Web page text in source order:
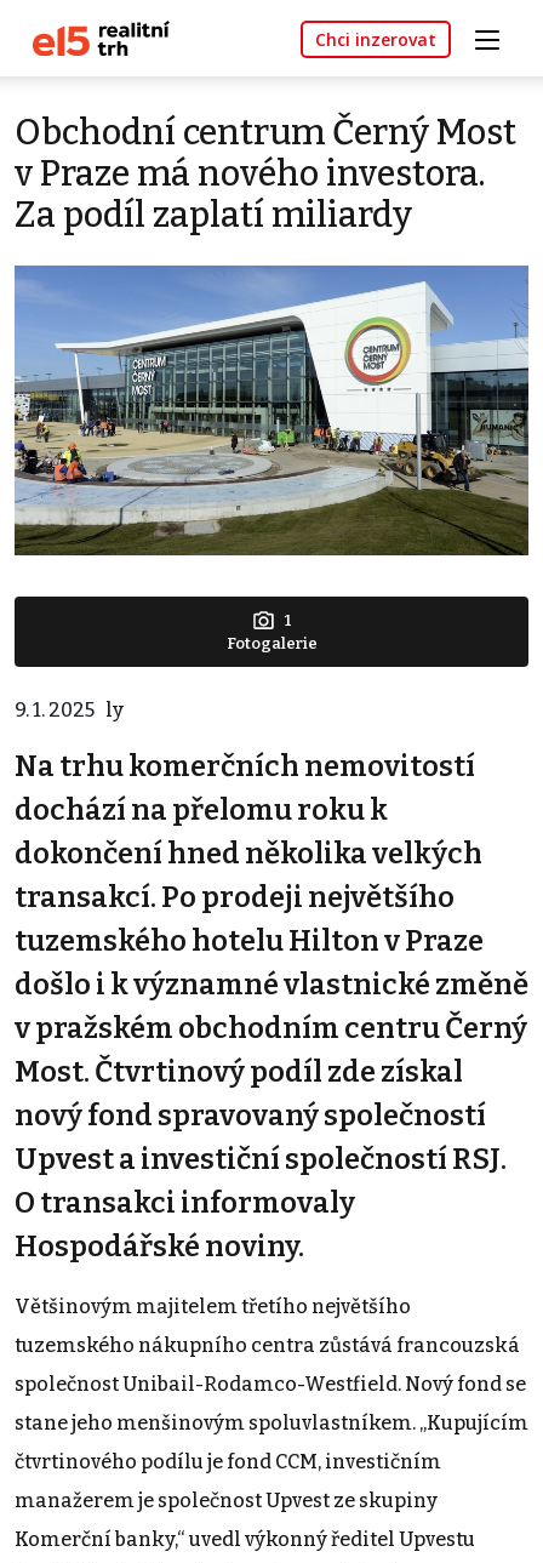
Chci inzerovat
Obchodní centrum Černý Most
v Praze má nového investora.
Za podíl zaplatí miliardy
1
Fotogalerie
9. 1. 2025 ly
Na trhu komerčních nemovitostí
dochází na přelomu roku k
dokončení hned několika velkých
transakcí. Po prodeji největšího
tuzemského hotelu Hilton v Praze
došlo i k významné vlastnické změně
v pražském obchodním centru Černý
Most. Čtvrtinový podíl zde získal
nový fond spravovaný společností
Upvest a investiční společností RSJ.
O transakci informovaly
Hospodářské noviny.
Většinovým majitelem třetího největšího
tuzemského nákupního centra zůstává francouzská
společnost Unibail-Rodamco-Westfield. Nový fond se
stane jeho menšinovým spoluvlastníkem. „Kupujícím
čtvrtinového podílu je fond CCM, investičním
manažerem je společnost Upvest ze skupiny
Komerční banky,“ uvedl výkonný ředitel Upvestu